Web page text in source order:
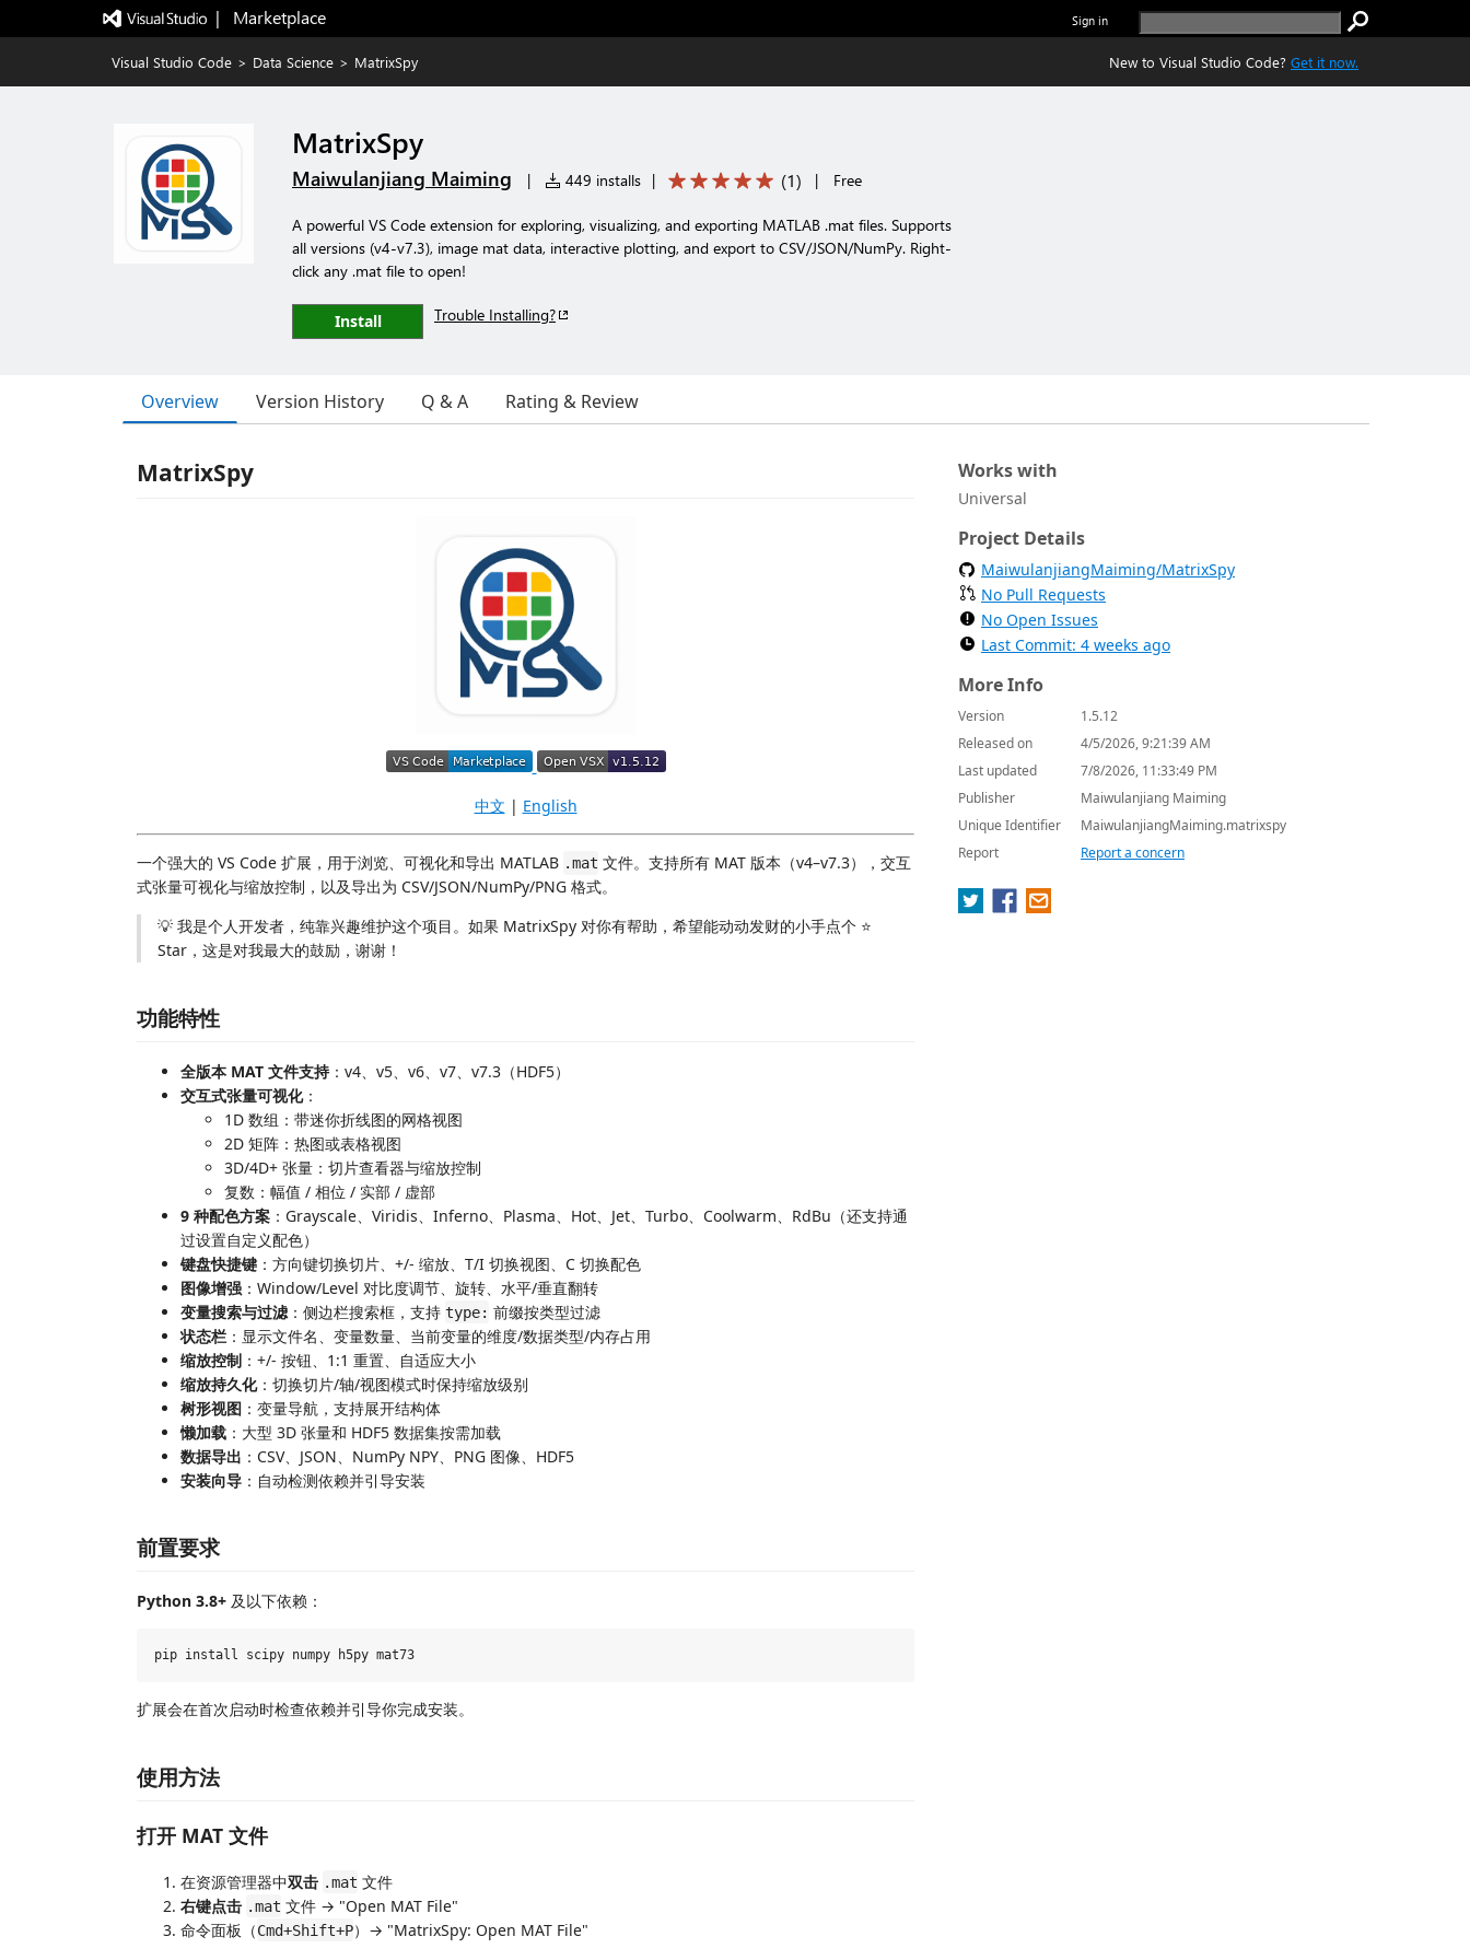
|   Marketplace Sign in
Visual Studio Code > Data Science > MatrixSpy New to Visual Studio Code? Get it now.
MatrixSpy
Maiwulanjiang Maiming | 449 installs | (1) | Free
A powerful VS Code extension for exploring, visualizing, and exporting MATLAB .mat files. Supports
all versions (v4-v7.3), image mat data, interactive plotting, and export to CSV/JSON/NumPy. Right-
click any .mat file to open!
Install Trouble Installing?
Overview Version History Q & A Rating & Review
MatrixSpy
中文 | English
一个强大的 VS Code 扩展，用于浏览、可视化和导出 MATLAB .mat 文件。支持所有 MAT 版本（v4–v7.3），交互
式张量可视化与缩放控制，以及导出为 CSV/JSON/NumPy/PNG 格式。
💡 我是个人开发者，纯靠兴趣维护这个项目。如果 MatrixSpy 对你有帮助，希望能动动发财的小手点个 ⭐
Star，这是对我最大的鼓励，谢谢！
功能特性
全版本 MAT 文件支持：v4、v5、v6、v7、v7.3（HDF5）
交互式张量可视化：
1D 数组：带迷你折线图的网格视图
2D 矩阵：热图或表格视图
3D/4D+ 张量：切片查看器与缩放控制
复数：幅值 / 相位 / 实部 / 虚部
9 种配色方案 ：Grayscale、Viridis、Inferno、Plasma、Hot、Jet、Turbo、Coolwarm、RdBu（还支持通
过设置自定义配色）
键盘快捷键 ：方向键切换切片、+/- 缩放、T/I 切换视图、C 切换配色
图像增强 ：Window/Level 对比度调节、旋转、水平/垂直翻转
变量搜索与过滤 ：侧边栏搜索框，支持 type: 前缀按类型过滤
状态栏 ：显示文件名、变量数量、当前变量的维度/数据类型/内存占用
缩放控制 ：+/- 按钮、1:1 重置、自适应大小
缩放持久化：切换切片/轴/视图模式时保持缩放级别
树形视图 ：变量导航，支持展开结构体
懒加载 ：大型 3D 张量和 HDF5 数据集按需加载
数据导出 ：CSV、JSON、NumPy NPY、PNG 图像、HDF5
安装向导 ：自动检测依赖并引导安装
前置要求
Python 3.8+ 及以下依赖：
扩展会在首次启动时检查依赖并引导你完成安装。
使用方法
打开 MAT 文件
在资源管理器中双击 .mat 文件
右键点击 .mat 文件 → "Open MAT File"
命令面板（Cmd+Shift+P）→ "MatrixSpy: Open MAT File"
Works with
Universal
Project Details
MaiwulanjiangMaiming/MatrixSpy
No Pull Requests
No Open Issues
Last Commit: 4 weeks ago
More Info
Version
1.5.12
Released on
4/5/2026, 9:21:39 AM
Last updated
7/8/2026, 11:33:49 PM
Publisher
Maiwulanjiang Maiming
Unique Identifier
MaiwulanjiangMaiming.matrixspy
Report
Report a concern